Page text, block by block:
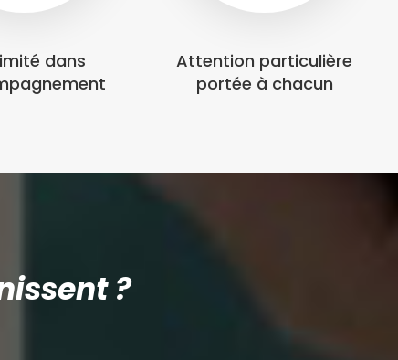
dans
Attention particulière
portée à chacun
?